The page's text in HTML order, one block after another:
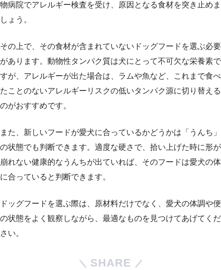
物病院でアレルギー検査を受け、原因となる食材を突き止めま
しょう。
その上で、その食材が含まれていないドッグフードを選ぶ必要
があります。動物性タンパク質は犬にとって不可欠な栄養素で
すが、アレルギーが出た場合は、ラムや魚など、これまで食べ
たことのないアレルギーリスクの低いタンパク源に切り替える
のがおすすめです。
また、新しいフードが愛犬に合っているかどうかは「うんち」
の状態でも判断できます。適度な硬さで、拾い上げた時に形が
崩れない健康的なうんちが出ていれば、そのフードは愛犬の体
に合っていると判断できます。
ドッグフードを選ぶ際は、原材料だけでなく、愛犬の体調や便
の状態をよく観察しながら、最適なものを見つけてあげてくだ
さい。
SHARE